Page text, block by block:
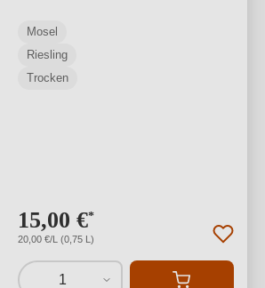
Mosel
Riesling
Trocken
15,00 €*
20,00 €/L (0,75 L)
1